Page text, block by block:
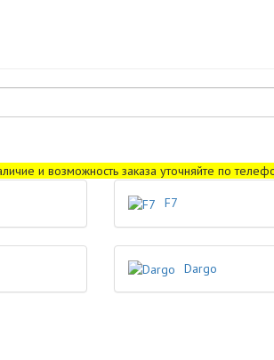
и возможность заказа уточняйте по
F7
Dargo